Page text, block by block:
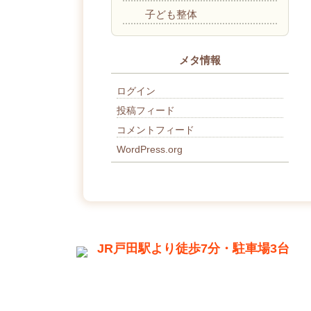
子ども整体
メタ情報
ログイン
投稿フィード
コメントフィード
WordPress.org
JR戸田駅より徒歩7分・駐車場3台